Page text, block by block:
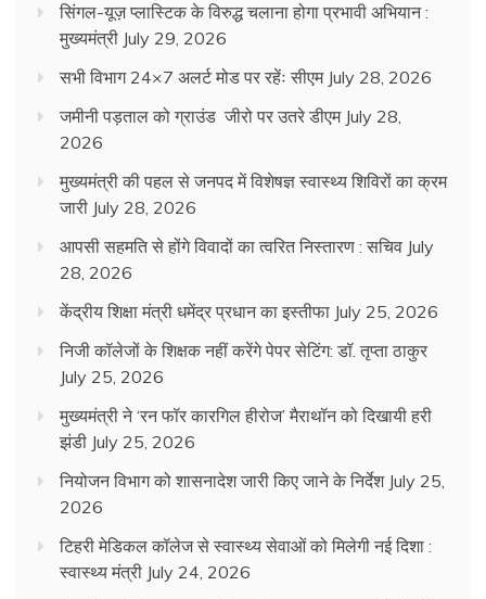
सिंगल-यूज़ प्लास्टिक के विरुद्ध चलाना होगा प्रभावी अभियान :
मुख्यमंत्री July 29, 2026
सभी विभाग 24×7 अलर्ट मोड पर रहेंः सीएम July 28, 2026
जमीनी पड़ताल को ग्राउंड जीरो पर उतरे डीएम July 28,
2026
मुख्यमंत्री की पहल से जनपद में विशेषज्ञ स्वास्थ्य शिविरों का क्रम
जारी July 28, 2026
आपसी सहमति से होंगे विवादों का त्वरित निस्तारण : सचिव July
28, 2026
केंद्रीय शिक्षा मंत्री धमेंद्र प्रधान का इस्तीफा July 25, 2026
निजी कॉलेजों के शिक्षक नहीं करेंगे पेपर सेटिंग: डॉ. तृप्ता ठाकुर
July 25, 2026
मुख्यमंत्री ने ‘रन फॉर कारगिल हीरोज’ मैराथॉन को दिखायी हरी
झंडी July 25, 2026
नियोजन विभाग को शासनादेश जारी किए जाने के निर्देश July 25,
2026
टिहरी मेडिकल कॉलेज से स्वास्थ्य सेवाओं को मिलेगी नई दिशा :
स्वास्थ्य मंत्री July 24, 2026